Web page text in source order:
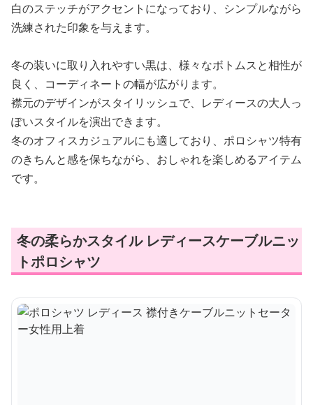
白のステッチがアクセントになっており、シンプルながら
洗練された印象を与えます。
冬の装いに取り入れやすい黒は、様々なボトムスと相性が
良く、コーディネートの幅が広がります。
襟元のデザインがスタイリッシュで、レディースの大人っ
ぽいスタイルを演出できます。
冬のオフィスカジュアルにも適しており、ポロシャツ特有
のきちんと感を保ちながら、おしゃれを楽しめるアイテム
です。
冬の柔らかスタイル レディースケーブルニッ
トポロシャツ